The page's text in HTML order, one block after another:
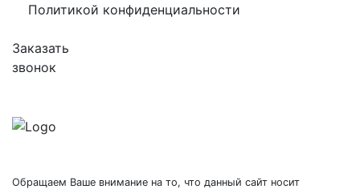
Политикой конфиденциальности
Заказать
звонок
Обращаем Ваше внимание на то, что данный сайт носит